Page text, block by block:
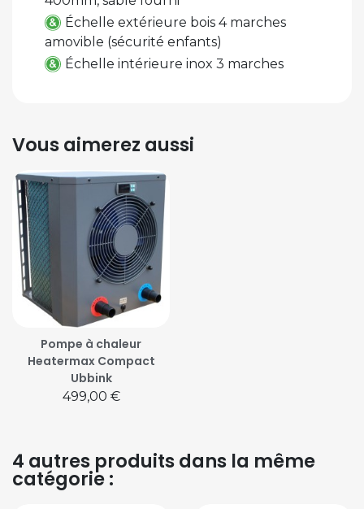
Échelle extérieure bois 4 marches
amovible (sécurité enfants)
Échelle intérieure inox 3 marches
Vous aimerez aussi
Pompe à chaleur
Heatermax Compact
Ubbink
Prix
499,00 €
4 autres produits dans la même
catégorie :